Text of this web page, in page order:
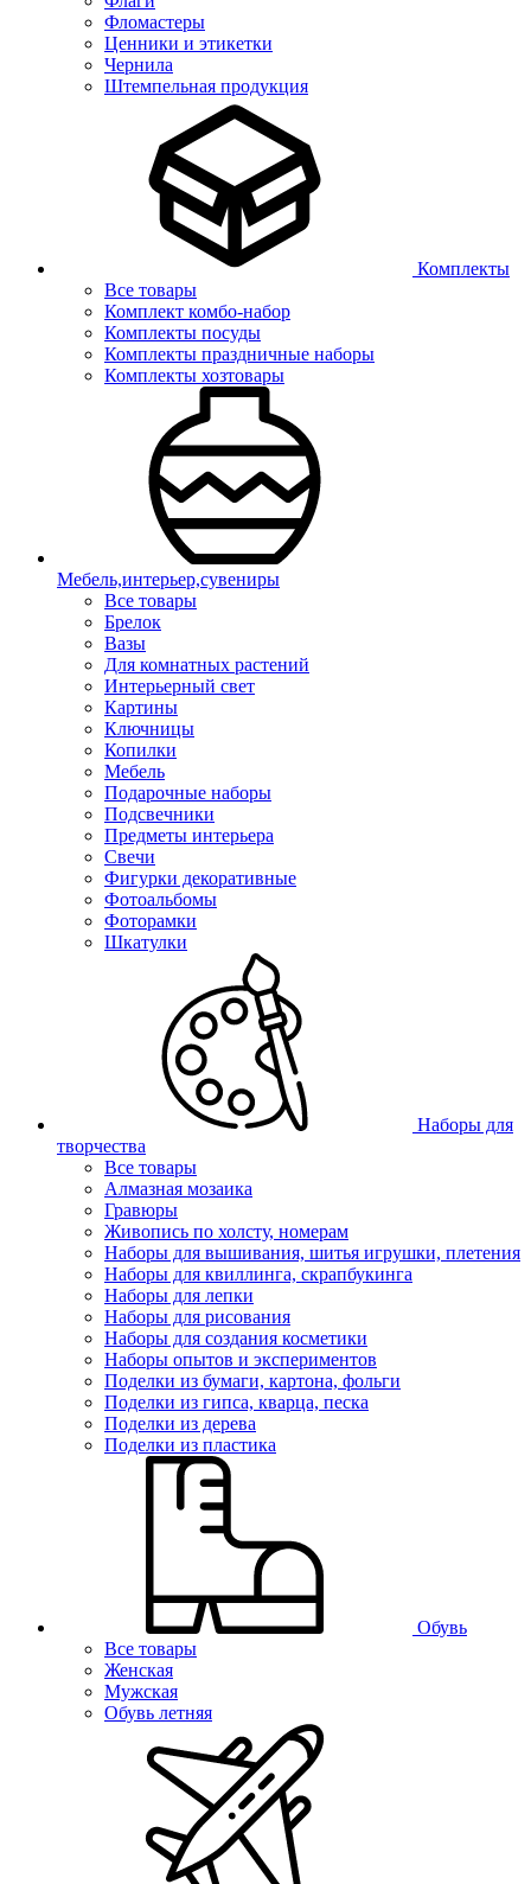
Фломастеры
Ценники и этикетки
Чернила
Штемпельная продукция
Комплекты
Все товары
Комплект комбо-набор
Комплекты посуды
Комплекты праздничные наборы
Комплекты хозтовары
Мебель,интерьер,сувениры
Все товары
Брелок
Вазы
Для комнатных растений
Интерьерный свет
Картины
Ключницы
Копилки
Мебель
Подарочные наборы
Подсвечники
Предметы интерьера
Свечи
Фигурки декоративные
Фотоальбомы
Фоторамки
Шкатулки
Наборы для
творчества
Все товары
Алмазная мозаика
Гравюры
Живопись по холсту, номерам
Наборы для вышивания, шитья игрушки, плетения
Наборы для квиллинга, скрапбукинга
Наборы для лепки
Наборы для рисования
Наборы для создания косметики
Наборы опытов и экспериментов
Поделки из бумаги, картона, фольги
Поделки из гипса, кварца, песка
Поделки из дерева
Поделки из пластика
Обувь
Все товары
Женская
Мужская
Обувь летняя